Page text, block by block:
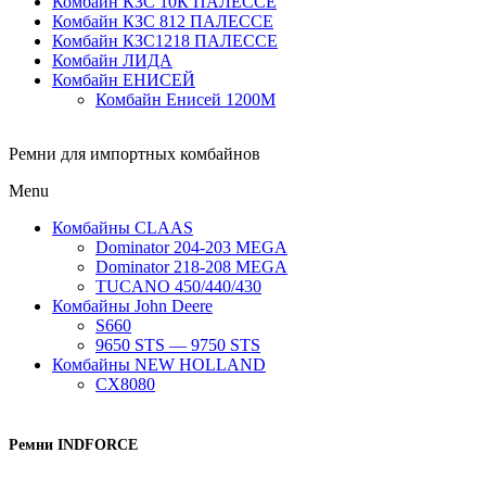
Комбайн КЗС 812 ПАЛЕССЕ
Комбайн КЗС1218 ПАЛЕССЕ
Комбайн ЛИДА
Комбайн ЕНИСЕЙ
Комбайн Енисей 1200М
Ремни для импортных комбайнов
Menu
Комбайны CLAAS
Dominator 204-203 MEGA
Dominator 218-208 MEGA
TUCANO 450/440/430
Комбайны John Deere
S660
9650 STS — 9750 STS
Комбайны NEW HOLLAND
CX8080
Ремни INDFORCE